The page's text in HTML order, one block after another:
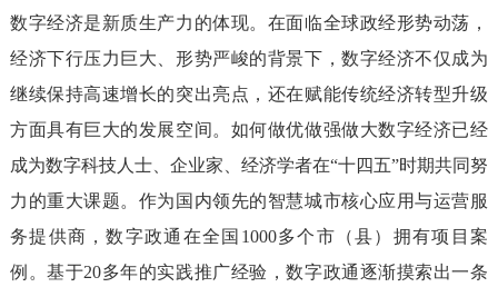
数字经济是新质生产力的体现。在面临全球政经形势动荡，
经济下行压力巨大、形势严峻的背景下，数字经济不仅成为
继续保持高速增长的突出亮点，还在赋能传统经济转型升级
方面具有巨大的发展空间。如何做优做强做大数字经济已经
成为数字科技人士、企业家、经济学者在“十四五”时期共同努
力的重大课题。作为国内领先的智慧城市核心应用与运营服
务提供商，数字政通在全国1000多个市（县）拥有项目案
例。基于20多年的实践推广经验，数字政通逐渐摸索出一条